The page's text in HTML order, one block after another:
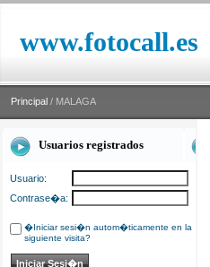
www.fotocall.es
Principal / MALAGA
Usuarios registrados
Usuario:
Contrase�a:
�Iniciar sesi�n autom�ticamente en la
siguiente visita?